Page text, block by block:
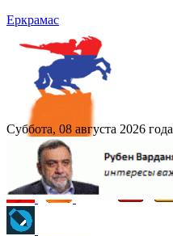
Еркрамас
Суббота, 08 августа 2026 года